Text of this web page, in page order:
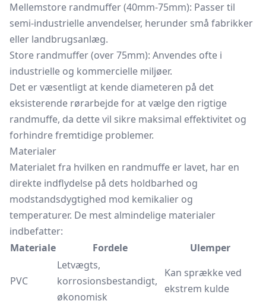
Mellemstore randmuffer (40mm-75mm): Passer til
semi-industrielle anvendelser, herunder små fabrikker
eller landbrugsanlæg.
Store randmuffer (over 75mm): Anvendes ofte i
industrielle og kommercielle miljøer.
Det er væsentligt at kende diameteren på det
eksisterende rørarbejde for at vælge den rigtige
randmuffe, da dette vil sikre maksimal effektivitet og
forhindre fremtidige problemer.
Materialer
Materialet fra hvilken en randmuffe er lavet, har en
direkte indflydelse på dets holdbarhed og
modstandsdygtighed mod kemikalier og
temperaturer. De mest almindelige materialer
indbefatter:
Materiale
Fordele Ulemper
PVC
Letvægts,
korrosionsbestandigt,
økonomisk
Kan sprække ved
ekstrem kulde